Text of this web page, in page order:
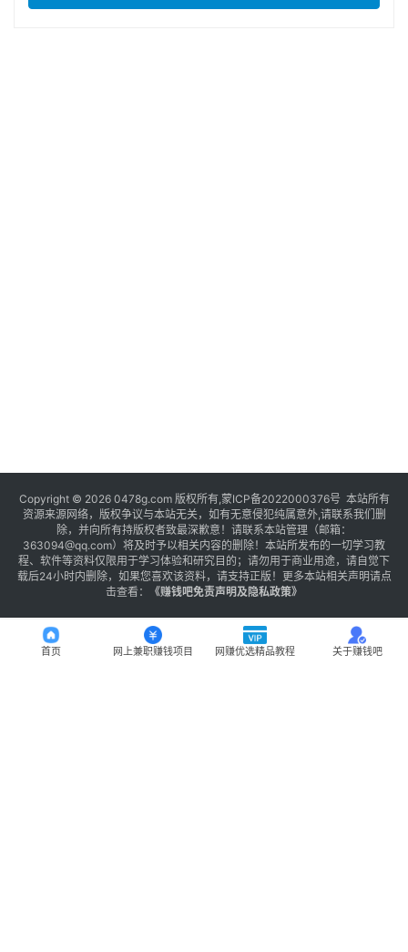
Copyright © 2026 0478g.com 版权所有,蒙ICP备2022000376号 本站所有
资源来源网络，版权争议与本站无关，如有无意侵犯纯属意外,请联系我们删
除，并向所有持版权者致最深歉意！请联系本站管理（邮箱：
363094@qq.com）将及时予以相关内容的删除！本站所发布的一切学习教
程、软件等资料仅限用于学习体验和研究目的；请勿用于商业用途，请自觉下
载后24小时内删除，如果您喜欢该资料，请支持正版！更多本站相关声明请点
击查看：
《赚钱吧免责声明及隐私政策》
首页 网上兼职赚钱项目 网赚优选精品教程 关于赚钱吧